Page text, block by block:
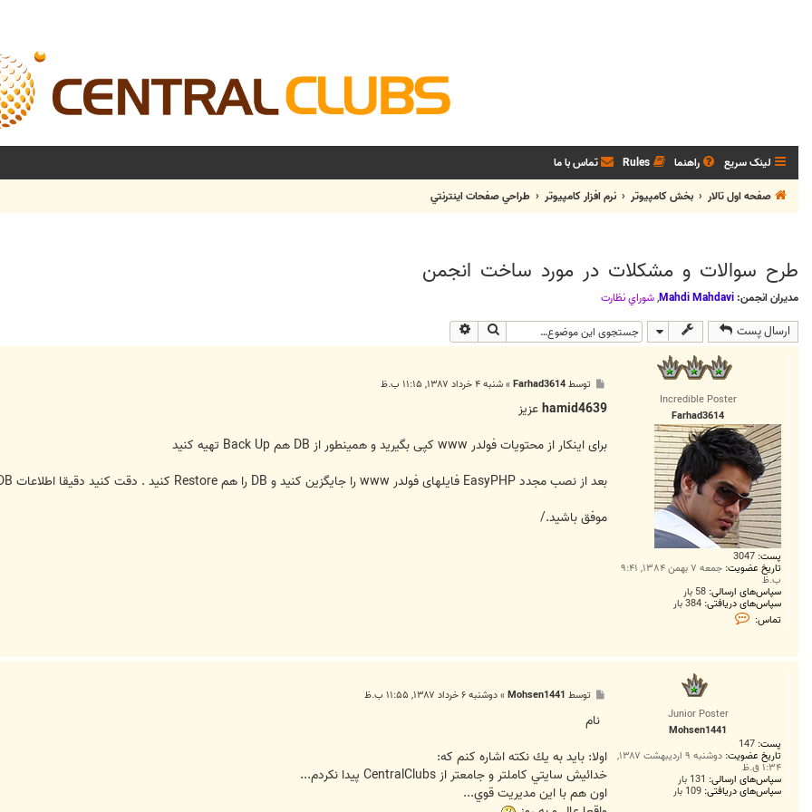
لینک سریع راهنما Rules تماس با ما
صفحه اول تالار
بخش كامپيوتر نرم افزار كامپيوتر طراحي صفحات اينترنتي
طرح سوالات و مشکلات در مورد ساخت انجمن
مدیران انجمن: Mahdi Mahdavi
,شوراي نظارت
ارسال پست جستجو
Incredible Poster
Farhad3614
پست: 3047
تاریخ عضویت: جمعه ۷ بهمن ۱۳۸۴, ۹:۴۱
ب.ظ
سپاس‌های ارسالی: 58 بار
سپاس‌های دریافتی: 384 بار
تماس:
ت
F
a
1
ت
توسطFarhad3614
»شنبه ۴ خرداد ۱۳۸۷, ۱۱:۱۵ ب.ظ
hamid4639عزیز
برای اینکار از محتویات فولدر www کپی بگیرید و همینطور از DB هم Back Up تهیه کنید
بعد از نصب مجدد EasyPHP فایلهای فولدر www را جایگزین کنید و DB را هم Restore کنید . دقت کنید دقیقا اطلاعات DB و فایل Config با هم یکی باشند.
موفق باشید./
Junior Poster
Mohsen1441
پست: 147
تاریخ عضویت: دوشنبه ۹ اردیبهشت ۱۳۸۷,
۱:۳۴ ق.ظ
سپاس‌های ارسالی: 131 بار
سپاس‌های دریافتی: 109 بار
ت
توسط Mohsen1441
»دوشنبه ۶ خرداد ۱۳۸۷, ۱۱:۵۵ ب.ظ
نام
اولا: بايد به يك نكته اشاره كنم كه:
خدائيش سايتي كاملتر و جامعتر از CentralClubs پيدا نكردم...
اون هم با اين مديريت قوي...